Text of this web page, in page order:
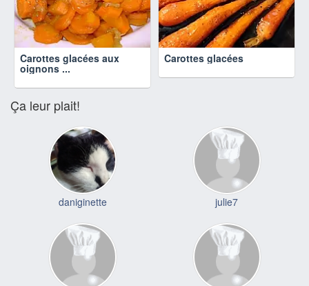
Carottes glacées aux
oignons ...
Carottes glacées
Ça leur plait!
daniginette julie7